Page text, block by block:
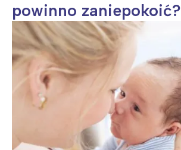
powinno zaniepokoić?